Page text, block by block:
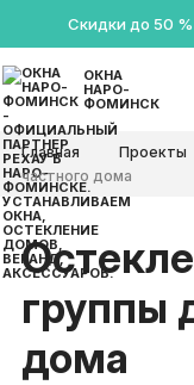
Скидки до 50
ОКНА
НАРО-
ФОМИНСК
Главная Проекты
частного дома
группы
дома